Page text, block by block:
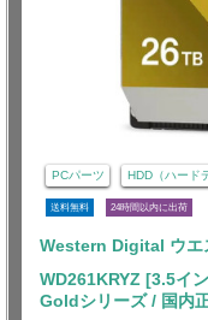
PCパーツ HDD（ハード
送料無料 24時間以内に出荷
Western Digital ウエ
WD261KRYZ [3.5イ
Goldシリーズ / 国内